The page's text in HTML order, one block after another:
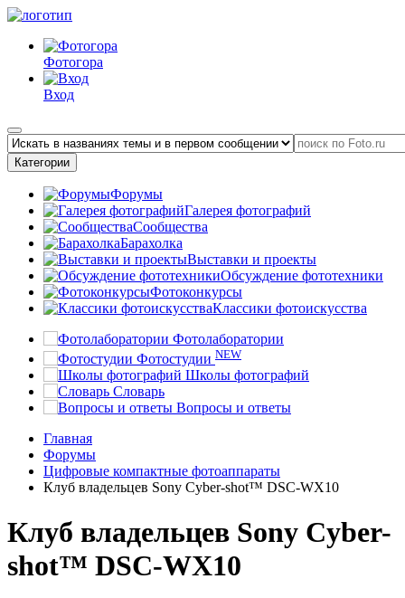
Фотогора
Вход
Категории
Форумы
Галерея фотографий
Сообщества
Барахолка
Выставки и проекты
Обсуждение фототехники
Фотоконкурсы
Классики фотоискусства
Фотолаборатории
Фотостудии NEW
Школы фотографий
Словарь
Вопросы и ответы
Главная
Форумы
Цифровые компактные фотоаппараты
Клуб владельцев Sony Cyber-shot™ DSC-WX10
Клуб владельцев Sony Cyber-
shot™ DSC-WX10